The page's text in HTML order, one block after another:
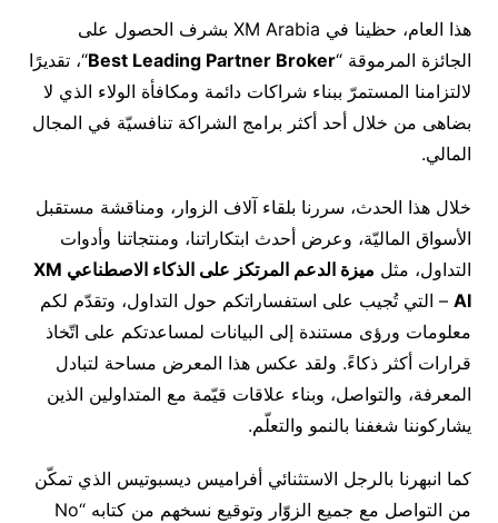
هذا العام، حظينا في XM Arabia بشرف الحصول على
الجائزة المرموقة “Best Leading Partner Broker“، تقديرًا
لالتزامنا المستمرّ ببناء شراكات دائمة ومكافأة الولاء الذي لا
بضاهى من خلال أحد أكثر برامج الشراكة تنافسيّة في المجال
المالي.
خلال هذا الحدث، سررنا بلقاء آلاف الزوار، ومناقشة مستقبل
الأسواق الماليّة، وعرض أحدث ابتكاراتنا، ومنتجاتنا وأدوات
التداول، مثل ميزة الدعم المرتكز على الذكاء الاصطناعي XM
AI– التي تُجيب على استفساراتكم حول التداول، وتقدّم لكم
معلومات ورؤى مستندة إلى البيانات لمساعدتكم على اتّخاذ
قرارات أكثر ذكاءً. ولقد عكس هذا المعرض مساحة لتبادل
المعرفة، والتواصل، وبناء علاقات قيّمة مع المتداولين الذين
يشاركوننا شغفنا بالنمو والتعلّم.
كما انبهرنا بالرجل الاستثنائي أفراميس ديسبوتيس الذي تمكّن
من التواصل مع جميع الزوّار وتوقيع نسخهم من كتابه “No